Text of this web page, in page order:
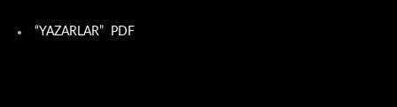
“YAZARLAR” PDF